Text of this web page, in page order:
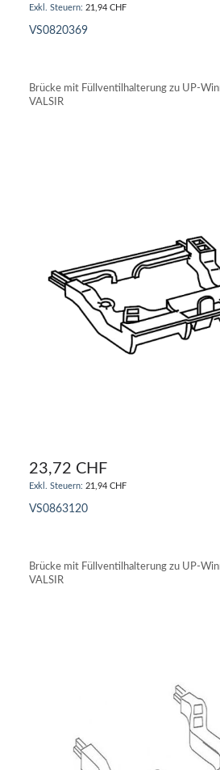
21,94 CHF
VS0820369
Brücke mit Füllventilhalterung zu UP-
VALSIR
23,72 CHF
21,94 CHF
VS0863120
Brücke mit Füllventilhalterung zu UP-
VALSIR